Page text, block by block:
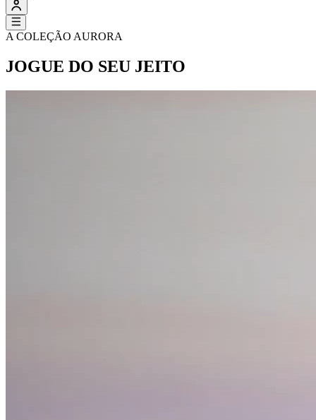
A COLEÇÃO AURORA
JOGUE DO SEU JEITO